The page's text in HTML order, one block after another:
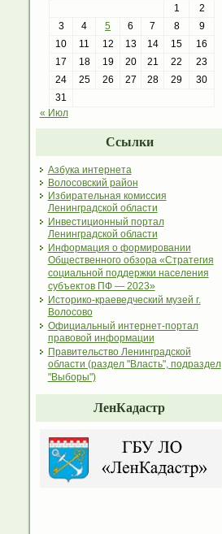
1
2
3
4 5 6 7 8
9
10
11 12 13 14 15
16
17
18 19 20 21 22
23
24
25 26 27 28 29
30
31
« Июл
Ссылки
Азбука интернета
Волосовский район
Избирательная комиссия
Ленинградской области
Инвестиционный портал
Ленинградской области
Информация о формировании
Общественного обзора «Стратегия
социальной поддержки населения
субъектов ПФ — 2023»
Историко-краеведческий музей г.
Волосово
Официальный интернет-портал
правовой информации
Правительство Ленинградской
области (раздел "Власть", подраздел
"Выборы")
ЛенКадастр